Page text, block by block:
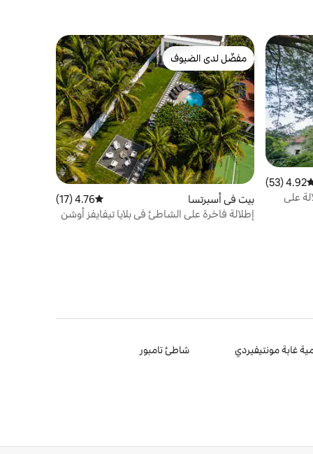
التقييم 4.92 من 5، 53 مراجعات
4.92 (53)
على
مفضّل لدى الضيوف
مفضّل لدى الضيوف
بيت في أسبرتسا متوسط التقييم 4.76 من 5، 17 مراجعات
4.76 (17)
إطلالة فاخرة على الشاطئ في بلايا تيفايفز أوشن
غابة مونتيفيردي شاطئ تامبور